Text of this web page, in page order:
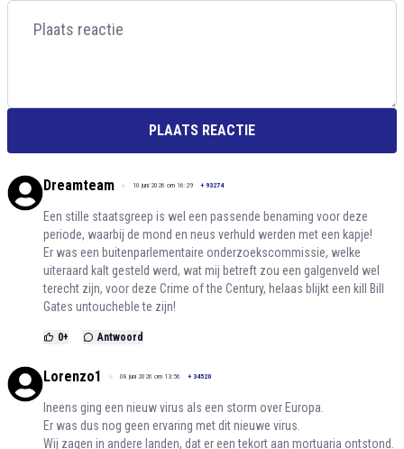
PLAATS REACTIE
Dreamteam 10 juni 2026 om 16:29 + 93274
Een stille staatsgreep is wel een passende benaming voor deze
periode, waarbij de mond en neus verhuld werden met een kapje!
Er was een buitenparlementaire onderzoekscommissie, welke
uiteraard kalt gesteld werd, wat mij betreft zou een galgenveld wel
terecht zijn, voor deze Crime of the Century, helaas blijkt een kill Bill
Gates untoucheble te zijn!
0+ Antwoord
Lorenzo1 08 juni 2026 om 13:56 + 34520
Ineens ging een nieuw virus als een storm over Europa.
Er was dus nog geen ervaring met dit nieuwe virus.
Wij zagen in andere landen, dat er een tekort aan mortuaria ontstond.